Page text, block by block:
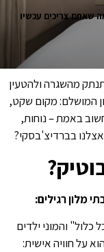
שאתם צריכים עכשיו
מהשגרה ולהטעין
המושלם: מקום שקט,
באמת – נוחות,
אצלנו בברדיצ'בסקי?
מלון רגילים:
כלול" והמוני ילדים
על חוויה אישית: